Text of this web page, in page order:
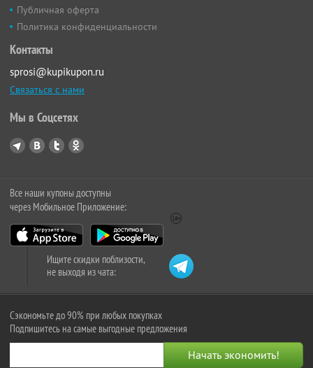
Публичная оферта
Политика конфиденциальности
Контакты
sprosi@kupikupon.ru
Связаться с нами
Мы в Соцсетях
Все наши купоны доступны
через Мобильное Приложение:
Ищите скидки поблизости,
не выходя из чата:
Сэкономьте до 90% при любых покупках
Подпишитесь на самые выгодные предложения